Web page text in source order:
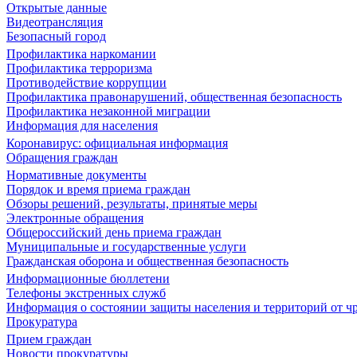
Открытые данные
Видеотрансляция
Безопасный город
Профилактика наркомании
Профилактика терроризма
Противодействие коррупции
Профилактика правонарушений, общественная безопасность
Профилактика незаконной миграции
Информация для населения
Коронавирус: официальная информация
Обращения граждан
Нормативные документы
Порядок и время приема граждан
Обзоры решений, результаты, принятые меры
Электронные обращения
Общероссийский день приема граждан
Муниципальные и государственные услуги
Гражданская оборона и общественная безопасность
Информационные бюллетени
Телефоны экстренных служб
Информация о состоянии защиты населения и территорий от
Прокуратура
Прием граждан
Новости прокуратуры